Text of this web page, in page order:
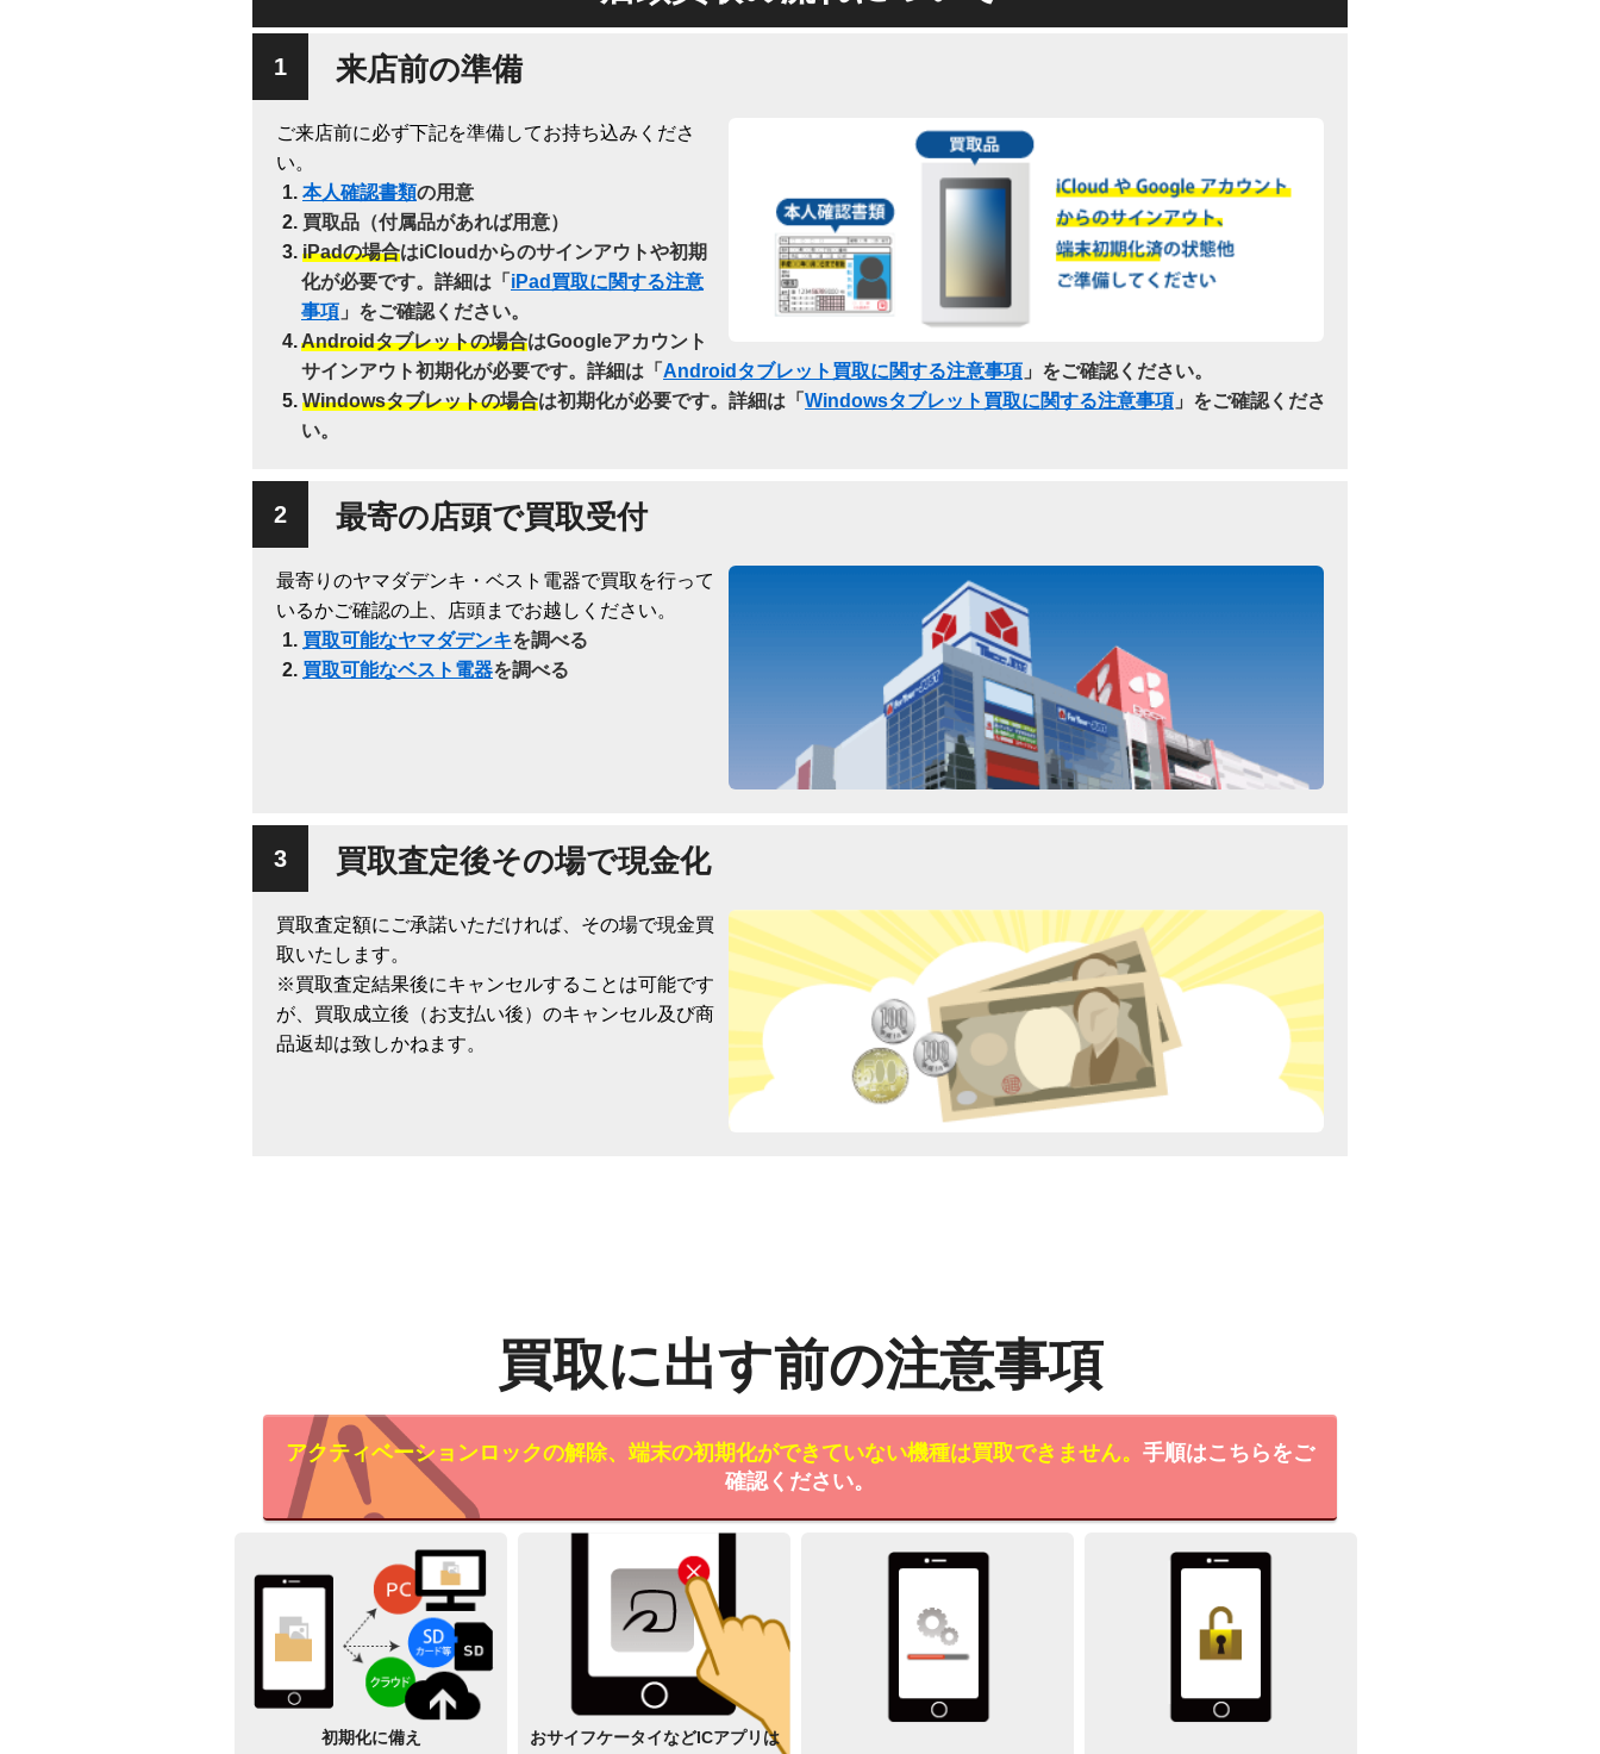
来店前の準備
ご来店前に必ず下記を準備してお持ち込みくださ
い。
本人確認書類の用意
買取品（付属品があれば用意）
iPadの場合はiCloudからのサインアウトや初期
化が必要です。詳細は「 iPad買取に関する注意
事項 」をご確認ください。
Androidタブレットの場合はGoogleアカウント
サインアウト初期化が必要です。詳細は「 Androidタブレット買取に関する注意事項 」をご確認ください。
Windowsタブレットの場合は初期化が必要です。詳細は「 Windowsタブレット買取に関する注意事項 」をご確認くださ
い。
最寄の店頭で買取受付
最寄りのヤマダデンキ・ベスト電器で買取を行って
いるかご確認の上、店頭までお越しください。
買取可能なヤマダデンキを調べる
買取可能なベスト電器を調べる
買取査定後その場で現金化
買取査定額にご承諾いただければ、その場で現金買
取いたします。
※買取査定結果後にキャンセルすることは可能です
が、買取成立後（お支払い後）のキャンセル及び商
品返却は致しかねます。
買取に出す前の注意事項
アクティベーションロックの解除、端末の初期化ができていない機種は買取できません。 手順はこちらをご
確認ください。
初期化に備え おサイフケータイなどICアプリは